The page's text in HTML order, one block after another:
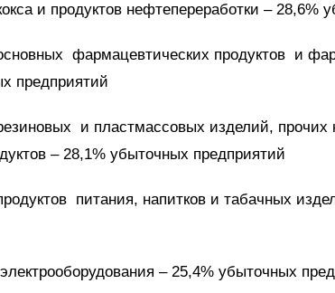
и продуктов нефтепереработки – 28,6%
фармацевтических продуктов и
предприятий
и пластмассовых изделий, прочих
– 28,1% убыточных предприятий
питания, напитков и табачных
– 25,4% убыточных